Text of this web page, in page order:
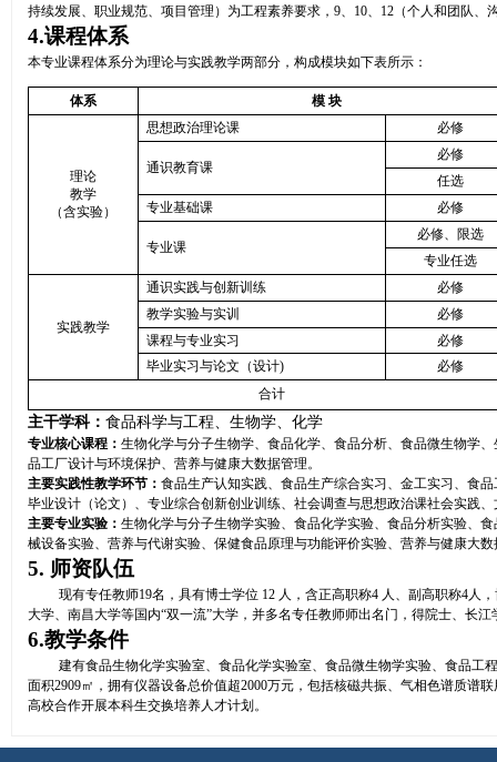
持续发展、职业规范、项目管理）为工程素养要求， 9、 10、 12 （个人和团队、
4.课程体系
本专业课程体系分为理论与实践教学两部分，构成模块如下表所示：
体系 模 块
理论
教学
（含实验）
思想政治理论课 必修
通识教育课
必修
任选
专业基础课
必修
专业课
必修、限选
专业任选
实践教学
通识实践与创新训练
必修
教学实验与实训
必修
课程与专业实习
必修
毕业实习与论文（设计)
必修
合计
主干学科： 食品科学与工程、生物学、化学
专业核心课程： 生物化学与分子生物学、食品化学、食品分析、食品微生物学
品工厂设计与环境保护、营养与健康大数据管理。
主要实践性教学环节： 食品生产认知实践、食品生产综合实习、金工实习、食
毕业设计（论文）、专业综合创新创业训练、社会调查与思想政治课社会实践
主要专业实验： 生物化学与分子生物学实验、食品化学实验、食品分析实验、
械设备实验、营养与代谢实验、保健食品原理与功能评价实验、营养与健康大
5. 师资队伍
现有专任教师19名，具有博士学位 12 人，含正高职称4 人、副高职称4人
大学、南昌大学等国内“双一流”大学，并多名专任教师师出名门，得院士、长
6.教学条件
建有食品生物化学实验室、食品化学实验室、食品微生物学实验、食品
面积2909㎡，拥有仪器设备总价值超2000万元，包括核磁共振、气相色谱质谱
高校合作开展本科生交换培养人才计划。